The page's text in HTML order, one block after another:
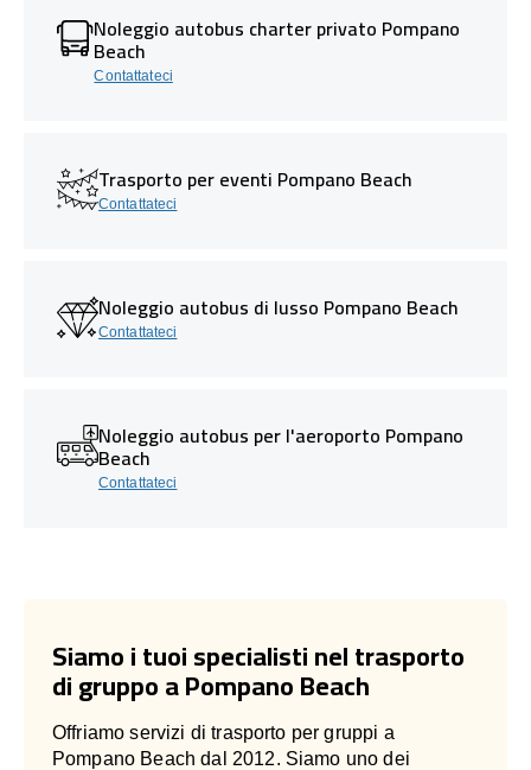
Noleggio autobus charter privato Pompano
Beach
Contattateci
Trasporto per eventi Pompano Beach
Contattateci
Noleggio autobus di lusso Pompano Beach
Contattateci
Noleggio autobus per l'aeroporto Pompano
Beach
Contattateci
Siamo i tuoi specialisti nel trasporto
di gruppo a Pompano Beach
Offriamo servizi di trasporto per gruppi a
Pompano Beach dal 2012. Siamo uno dei